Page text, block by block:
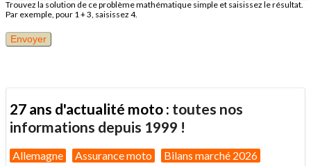
Trouvez la solution de ce problème mathématique simple et saisissez le résultat.
Par exemple, pour 1 + 3, saisissez 4.
27 ans d'actualité moto : toutes nos
informations depuis 1999 !
Allemagne Assurance moto Bilans marché 2026